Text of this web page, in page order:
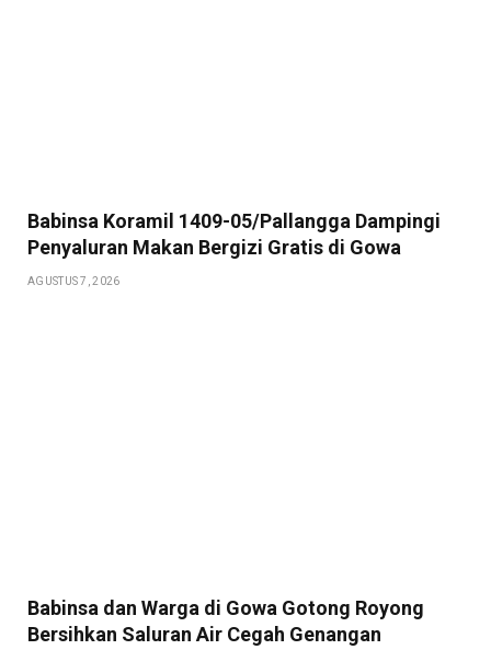
Babinsa Koramil 1409-05/Pallangga Dampingi
Penyaluran Makan Bergizi Gratis di Gowa
AGUSTUS 7, 2026
Babinsa dan Warga di Gowa Gotong Royong
Bersihkan Saluran Air Cegah Genangan